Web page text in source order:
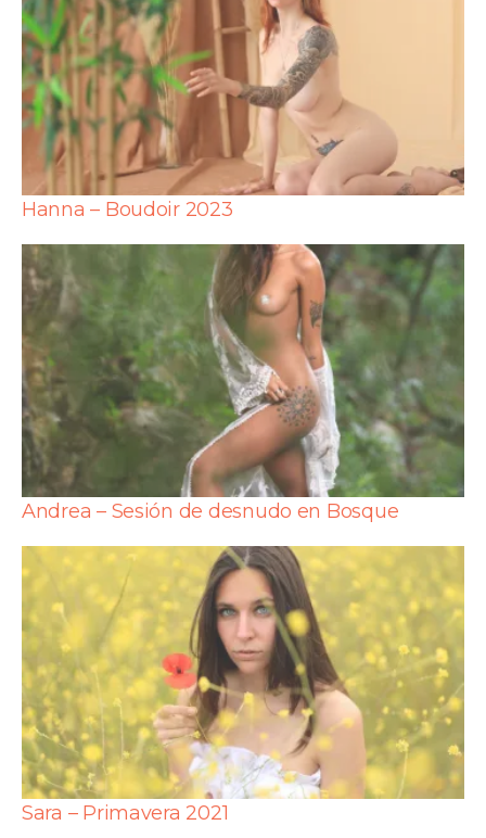
Hanna – Boudoir 2023
Andrea – Sesión de desnudo en Bosque
Sara – Primavera 2021